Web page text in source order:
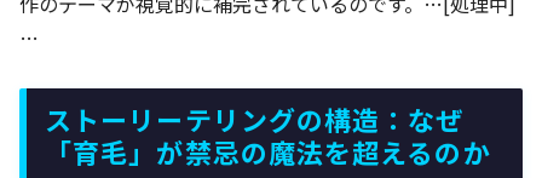
…
ストーリーテリングの構造：なぜ
「育毛」が禁忌の魔法を超えるのか